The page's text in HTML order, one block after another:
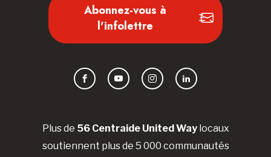
Plus de 56 Centraide United Waylocaux
soutiennent plus de 5 000 communautés
Abonnez-vous à
l'infolettre
FacebookYouTubeInstagramLinkedIn